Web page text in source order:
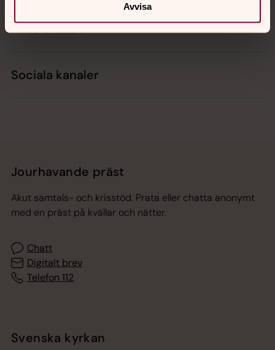
Avvisa
Hitta snabbt
Sociala kanaler
Jourhavande präst
Akut samtals- och krisstöd. Prata eller chatta anonymt
med en präst på kvällar och nätter.
Chatt
Digitalt brev
Telefon 112
Svenska kyrkan